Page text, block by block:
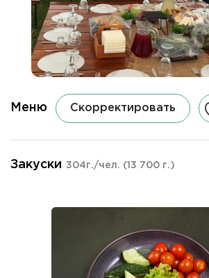
Меню Скорректировать
Закуски 304г./чел. (13 700 г.)